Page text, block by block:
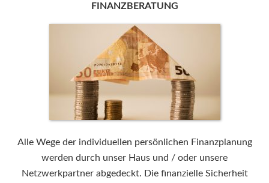
FINANZBERATUNG
Alle Wege der individuellen persönlichen Finanzplanung
werden durch unser Haus und / oder unsere
Netzwerkpartner abgedeckt. Die finanzielle Sicherheit